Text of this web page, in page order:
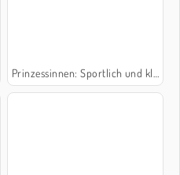
Prinzessinnen: Sportlich und klassisch